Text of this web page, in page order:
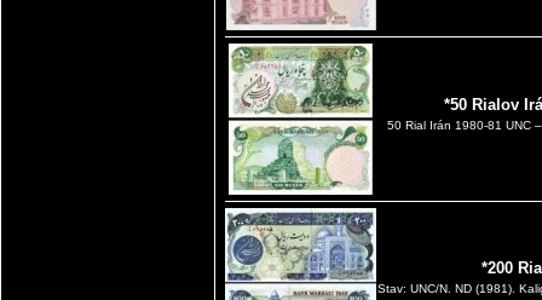
*50 Rialov
50 Rial Irán 1980-81 UNC
*200
Stav: UNC/N. ND (1981).